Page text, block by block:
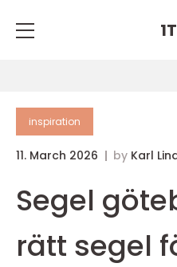
inspiration
11. March 2026 by Karl
Segel
rätt segel